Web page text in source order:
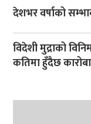
देशभर वर्षाको
विदेशी मुद्राको
कतिमा हुँदैछ